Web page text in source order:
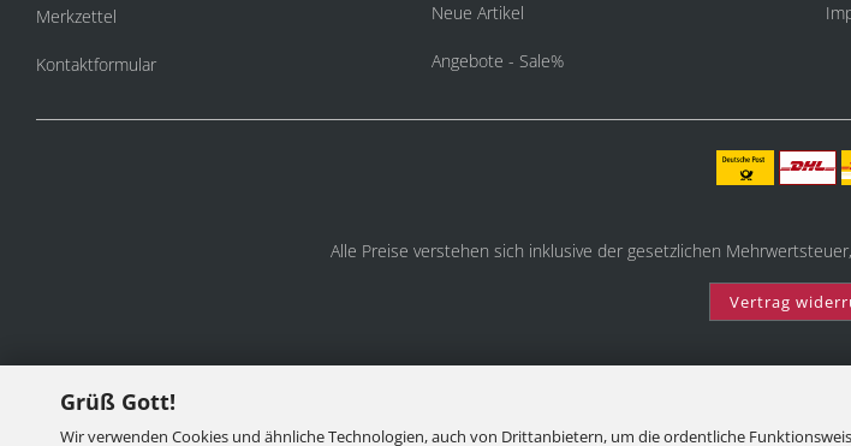
Grüß Gott!
Wir verwenden Cookies und ähnliche Technologien, auch von Drittanbietern, um die ordentliche
Merkzettel
Kontaktformular
Neue Artikel
Angebote - Sale%
Alle Preise verstehen sich inklusive der gesetzlichen Mehrwertsteuer,
Vertrag